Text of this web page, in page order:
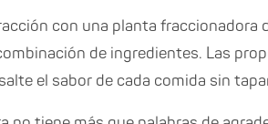
con una planta
de ingredientes. Las
el sabor de cada comida sin